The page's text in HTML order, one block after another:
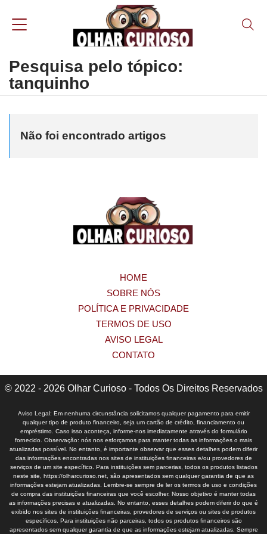
Pesquisa pelo tópico:
tanquinho
Não foi encontrado artigos
HOME
SOBRE NÓS
POLÍTICA E PRIVACIDADE
TERMOS DE USO
AVISO LEGAL
CONTATO
© 2022 - 2026 Olhar Curioso - Todos Os Direitos Reservados
Aviso Legal: Em nenhuma circunstância solicitamos qualquer pagamento para emitir
qualquer tipo de produto financeiro, seja um cartão de crédito, financiamento ou
empréstimo. Caso isso aconteça, informe-nos imediatamente através do formulário
fornecido. Observação: nós nos esforçamos para manter todas as informações o mais
atualizadas possível. No entanto, é importante observar que esses detalhes podem diferir
das informações encontradas nos sites de instituições financeiras e/ou provedores de
serviços de um site específico. Para instituições sem parcerias, todos os produtos listados
neste site, https://olharcurioso.net, são apresentados sem qualquer garantia de que as
informações estejam atualizadas. Lembre-se sempre de ler os termos de uso e condições
de compra das instituições financeiras que você escolher. Nosso objetivo é manter todas
as informações precisas e atualizadas. No entanto, esses detalhes podem diferir do que é
exibido nos sites de instituições financeiras, provedores de serviços ou sites de produtos
específicos. Para instituições não parceiras, todos os produtos financeiros são
apresentados sem qualquer garantia de que as informações estejam atualizadas. Sempre